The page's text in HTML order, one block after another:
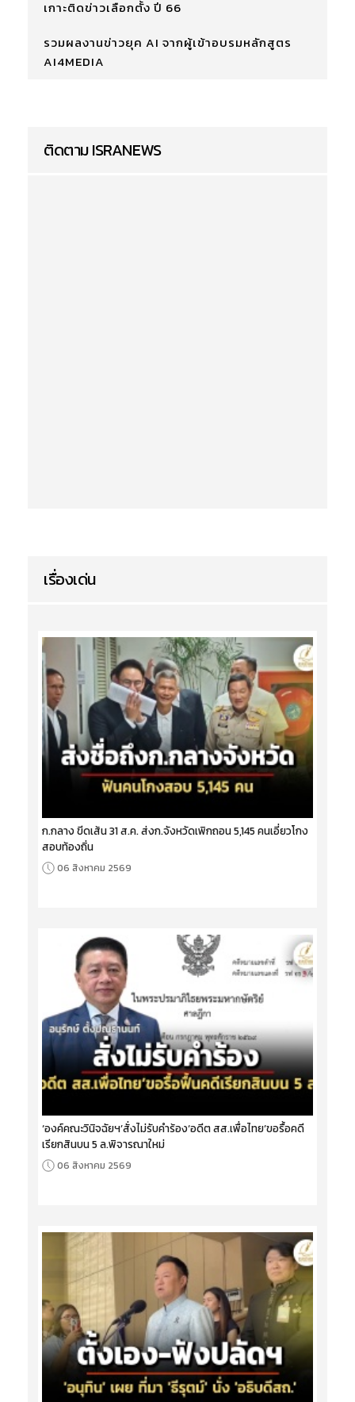
เกาะติดข่าวเลือกตั้ง ปี 66
รวมผลงานข่าวยุค AI จากผู้เข้าอบรมหลักสูตร
AI4MEDIA
ติดตาม ISRANEWS
เรื่องเด่น
ก.กลาง ขีดเส้น 31 ส.ค. ส่งก.จังหวัดเพิกถอน 5,145 คนเอี่ยวโกง
สอบท้องถิ่น
06 สิงหาคม 2569
‘องค์คณะวินิจฉัยฯ’สั่งไม่รับคำร้อง‘อดีต สส.เพื่อไทย’ขอรื้อคดี
เรียกสินบน 5 ล.พิจารณาใหม่
06 สิงหาคม 2569